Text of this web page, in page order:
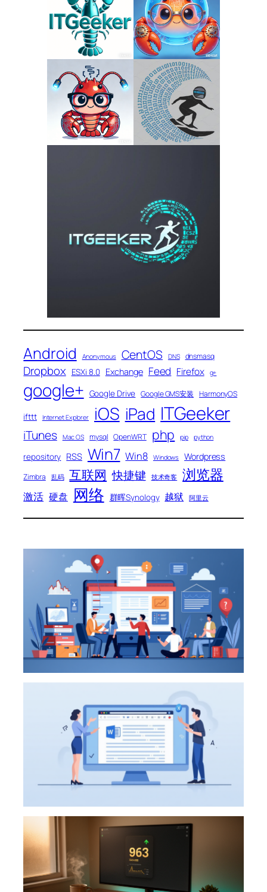
Android Anonymous CentOS DNS dnsmasq
Dropbox ESXi 8.0 Exchange Feed Firefox g+
google+ Google Drive Google GMS安装 HarmonyOS
ifttt Internet Explorer iOS iPad ITGeeker
iTunes Mac OS mysql OpenWRT php pip python
repository RSS Win7 Win8 Windows Wordpress
Zimbra 乱码 互联网 快捷键 技术奇客 浏览器
激活 硬盘 网络 群晖Synology 越狱 阿里云